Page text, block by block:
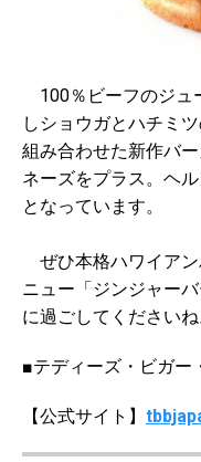
100％ビーフのジュ
しショウガとハチミ
組み合わせた新作バ
ネーズをプラス。ヘ
となっています。
ぜひ本格ハワイアン
ニュー「ジンジャー
に過ごしてくださいね
■テディーズ・ビガー
【公式サイト】